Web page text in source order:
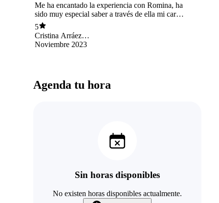
Me ha encantado la experiencia con Romina, ha
sido muy especial saber a través de ella mi carta
astral
5
Cristina Arráez
Marcos
Noviembre 2023
Agenda tu hora
Sin horas disponibles
No existen horas disponibles actualmente.